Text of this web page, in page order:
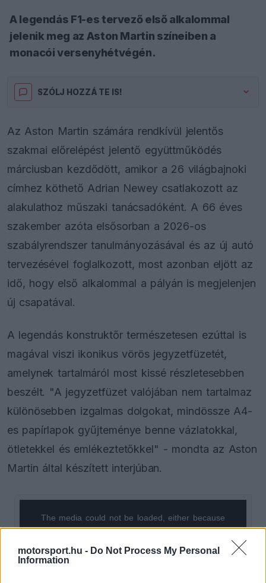
motorsport.hu - Do Not Process My Personal
Information
A legendás F1-es tervező első alkalommal
jelenik meg az Aston Martin színeiben a
monacói versenyhétvégén.
SZÓLJ HOZZÁ TE IS!
Az Aston Martin számára rendkívül jelentős
szakmai előrelépést jelentő együttműködés
márciusban kezdődött, amikor a 26 világbajnoki
címhez köthető Adrian Newey csatlakozott az
alakulathoz műszaki tanácsadóként. A 66 éves
szakember azóta elsősorban a 2026-os
szabályrendszer tanulmányozásával és az új autó
tervezésével foglalkozott, most azonban eljött az
idő, hogy első alkalommal a pályán is megjelenjen
új csapatával.
A legendás konstruktőr természetesen ezúttal is
magával viszi ikonikus vörös jegyzetfüzetét,
amelynek tartalmáról most kissé részletesebben
beszélt. "A jegyzetfüzet valójában nem tartalmaz
különösebben izgalmas dolgokat, mindössze A4-
es papírlapok gyűjteménye benne vázlatokkal,
ötletekkel és emlékeztetőkkel" - mondta az Aston
Martin által készített interjúban.
Video
a
The media could not be loaded, either because
the server or network failed or because the format